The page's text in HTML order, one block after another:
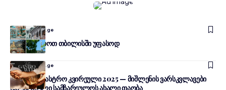
BySheniTbilisi.ge
რა გავაკეთოთ თბილისში უფასოდ
By SheniTbilisi.ge
თბილისი გასტრო კვირეული 2025 — მიშლენის ვარსკვლავები
და ქართული სამზარეულოს ახალი თაობა